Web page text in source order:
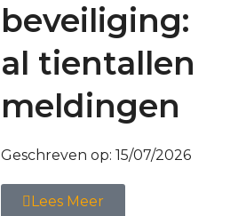
beveiliging:
al tientallen
meldingen
Geschreven op: 15/07/2026
Lees Meer